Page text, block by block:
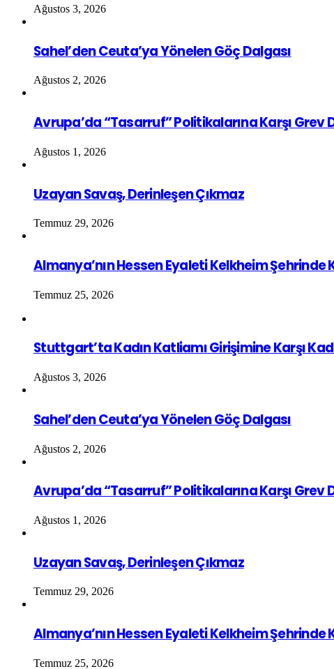
Ağustos 3, 2026
Sahel’den Ceuta’ya Yönelen Göç Dalgası
Ağustos 2, 2026
Avrupa’da “Tasarruf” Politikalarına Karşı Grev
Ağustos 1, 2026
Uzayan Savaş, Derinleşen Çıkmaz
Temmuz 29, 2026
Almanya’nın Hessen Eyaleti Kelkheim Şehrinde
Temmuz 25, 2026
Stuttgart’ta Kadın Katliamı Girişimine Karşı
Ağustos 3, 2026
Sahel’den Ceuta’ya Yönelen Göç Dalgası
Ağustos 2, 2026
Avrupa’da “Tasarruf” Politikalarına Karşı Grev
Ağustos 1, 2026
Uzayan Savaş, Derinleşen Çıkmaz
Temmuz 29, 2026
Almanya’nın Hessen Eyaleti Kelkheim Şehrinde
Temmuz 25, 2026